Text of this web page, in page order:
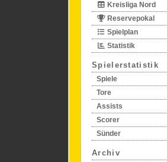
Kreisliga Nord
Reservepokal
Spielplan
Statistik
Spielerstatistik
Spiele
Tore
Assists
Scorer
Sünder
Archiv